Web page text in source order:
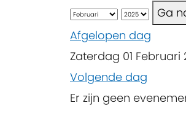
Ga
Afgelopen dag
Zaterdag 01 Februari
Volgende dag
Er zijn geen